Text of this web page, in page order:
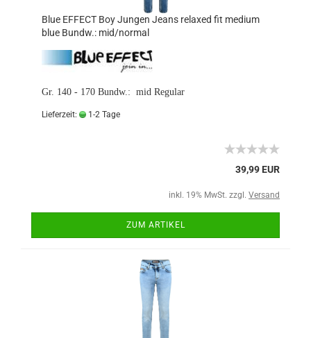
Blue EFFECT Boy Jungen Jeans relaxed fit medium
blue Bundw.: mid/normal
Gr. 140 - 170 Bundw.: mid Regular
Lieferzeit: 1-2 Tage
39,99 EUR
inkl. 19% MwSt. zzgl. Versand
ZUM ARTIKEL